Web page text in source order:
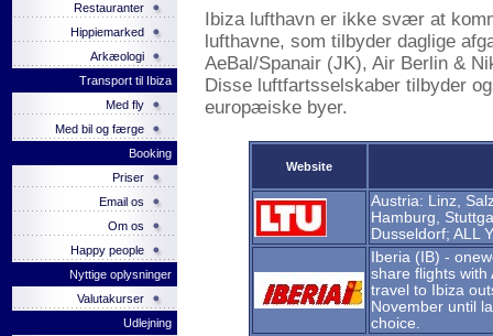
Restauranter
Hippiemarked
Arkæologi
Transport til Ibiza
Med fly
Med bil og færge
Booking
Priser
Email os
Om os
Happy people
Nyttige oplysninger
Valutakurser
Udlejning
Ibiza lufthavn er ikke svær at
lufthavne, som tilbyder daglige
AeBal/Spanair (JK), Air Berlin &
Disse luftfartsselskaber tilbyder
europæiske byer.
Website
Austria: Linz,
Hamburg,
Dusseldorf; ALL
Iberia (IB) -
share flights with
travel to Ibiza
November until
choice.